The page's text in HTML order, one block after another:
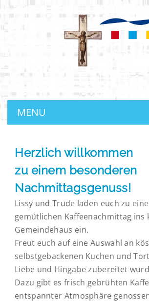
MENU
Herzlich willkommen
zu einem besonderen
Nachmittagsgenuss!
Lissy und Trude laden euch zu
gemütlichen Kaffeenachmittag ins
Gemeindehaus ein.
Freut euch auf eine Auswahl an
selbstgebackenen Kuchen und
Liebe und Hingabe zubereitet
Dazu gibt es frisch gebrühten
entspannter Atmosphäre